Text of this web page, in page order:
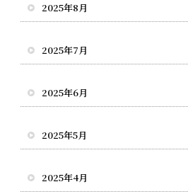
2025年8月
2025年7月
2025年6月
2025年5月
2025年4月